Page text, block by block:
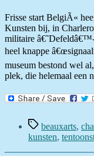
Frisse start BelgiÃ«
Kunsten bij, in
militaire
heel knappe
museum bestond wel
plek, die helemaal een
Tagsbeauxarts,
kunsten,